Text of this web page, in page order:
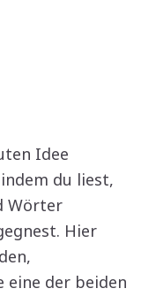
Idee
du liest,
Wörter
Hier
eine der beiden